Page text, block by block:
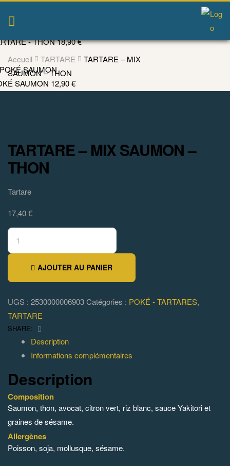
Accueil TARTARE
TARTARE – MIX
SAUMON – THON
- THON18,90€
SAUMON 12,90€
TARTARE – MIX SAUMON –
THON
Tartare
17,40€
AJOUTER AU PANIER
UGS : 2530000006903Catégories : POKÉ - TARTARES,
TARTARE
SHARE:
Description
Informations complémentaires
Description
Composition
Saumon, thon, avocat, citron vert, riz blanc, sauce Yakitori et
graines de sésame.
Allergènes
Poisson, soja, mollusque, sésame.